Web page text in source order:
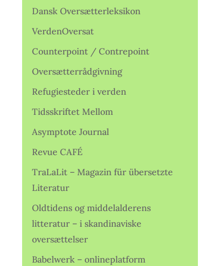
Dansk Oversætterleksikon
VerdenOversat
Counterpoint / Contrepoint
Oversætterrådgivning
Refugiesteder i verden
Tidsskriftet Mellom
Asymptote Journal
Revue CAFÉ
TraLaLit – Magazin für übersetzte
Literatur
Oldtidens og middelalderens
litteratur – i skandinaviske
oversættelser
Babelwerk – onlineplatform